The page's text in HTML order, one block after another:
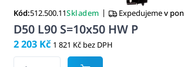
Kód:512.500.11Skladem | Expedujemev
D50 L90 S=10x50 HW P
2 203 Kč 1 821 Kč bez DPH